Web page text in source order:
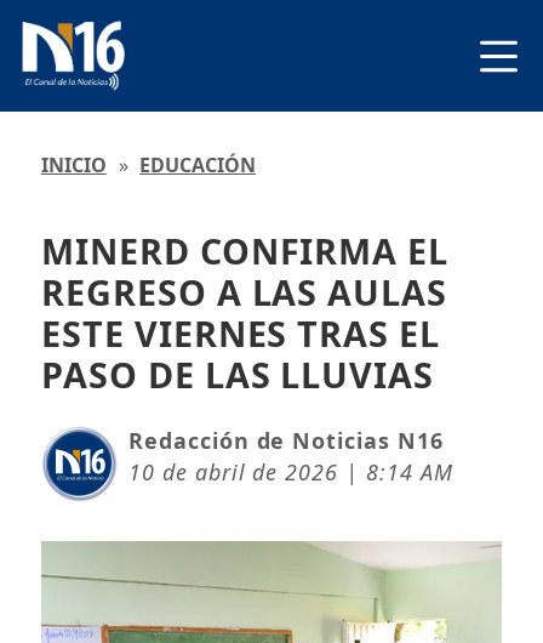
INICIO » EDUCACIÓN
MINERD CONFIRMA EL
REGRESO A LAS AULAS
ESTE VIERNES TRAS EL
PASO DE LAS LLUVIAS
Redacción de Noticias N16
10 de abril de 2026 | 8:14 AM